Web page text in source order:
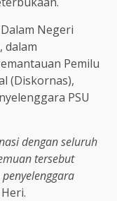
Negeri
dalam
Pemilu
(Diskornas),
PSU
dengan seluruh
tersebut